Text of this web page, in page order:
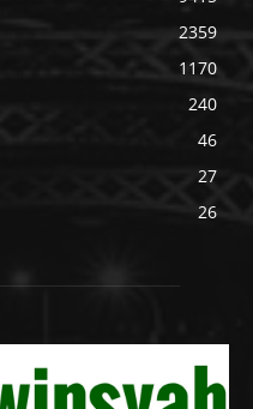
2359
1170
240
46
27
26